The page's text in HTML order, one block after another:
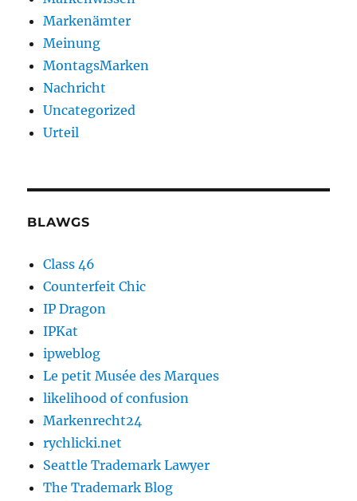
Markenämter
Meinung
MontagsMarken
Nachricht
Uncategorized
Urteil
BLAWGS
Class 46
Counterfeit Chic
IP Dragon
IPKat
ipweblog
Le petit Musée des Marques
likelihood of confusion
Markenrecht24
rychlicki.net
Seattle Trademark Lawyer
The Trademark Blog